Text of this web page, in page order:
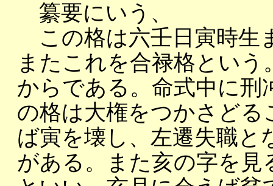
纂要にいう、
この格は六壬日寅時生
またこれを合禄格とい
からである。命式中に
の格は大権をつかさど
ば寅を壊し、左遷失職と
がある。また亥の字を